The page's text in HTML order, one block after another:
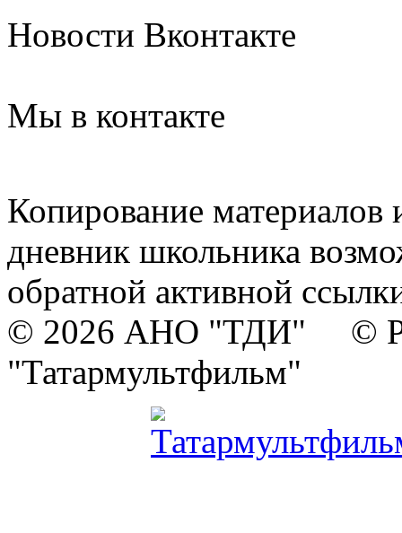
Новости Вконтакте
Мы в контакте
Копирование материалов
дневник школьника
обратной активной
© 2026 АНО "ТДИ" ©
"Татармультфильм"